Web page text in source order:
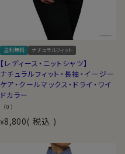
送料無料 ナチュラルフィット
【レディース・ニットシャツ】
ナチュラルフィット・長袖・イージー
ケア・クールマックス・ドライ・ワイ
ドカラー
（0）
¥8,800 税込